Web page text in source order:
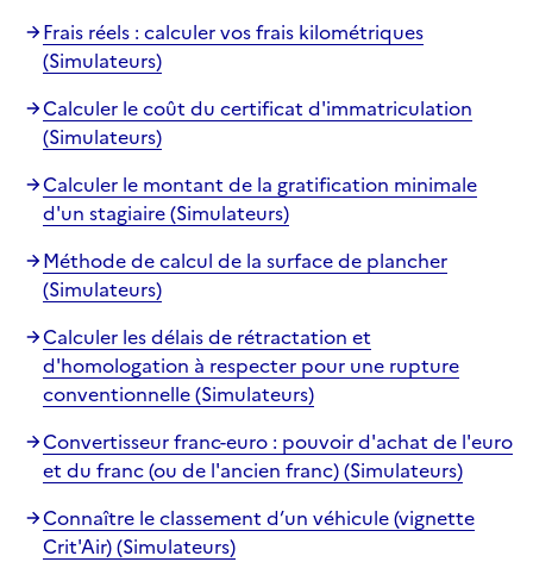
Frais réels : calculer vos frais kilométriques
(Simulateurs)
Calculer le coût du certificat d'immatriculation
(Simulateurs)
Calculer le montant de la gratification minimale
d'un stagiaire (Simulateurs)
Méthode de calcul de la surface de plancher
(Simulateurs)
Calculer les délais de rétractation et
d'homologation à respecter pour une rupture
conventionnelle (Simulateurs)
Convertisseur franc-euro : pouvoir d'achat de l'euro
et du franc (ou de l'ancien franc) (Simulateurs)
Connaître le classement d’un véhicule (vignette
Crit'Air) (Simulateurs)